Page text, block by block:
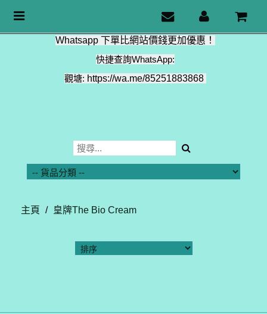
Whatsapp 下單比網站價錢更加優惠！
快捷查詢WhatsApp:
觀塘: https://wa.me/85251883868
Toggle
主頁 / 皇牌The Bio Cream